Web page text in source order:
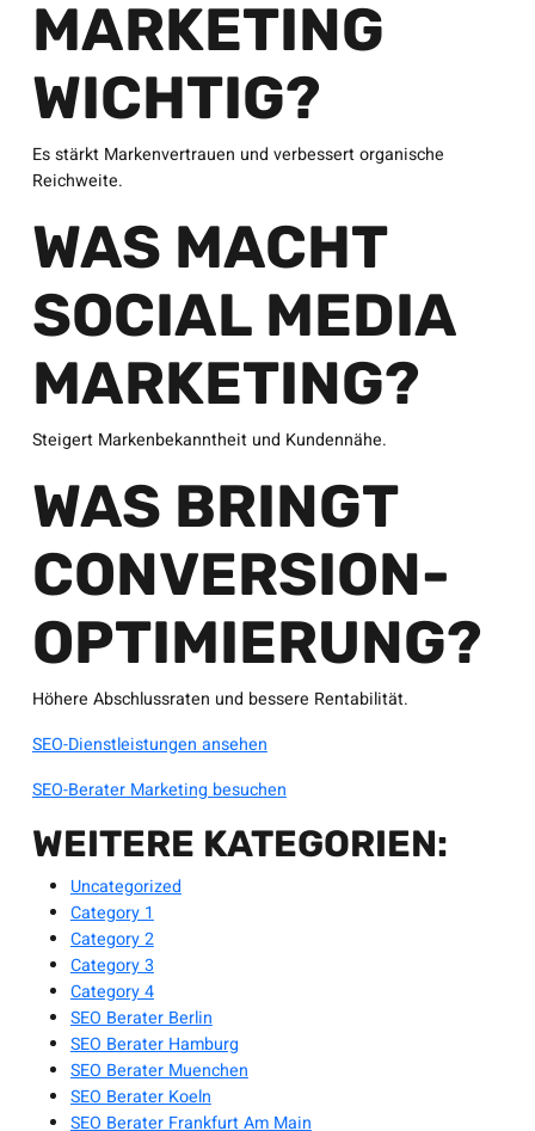
MARKETING
WICHTIG?
Es stärkt Markenvertrauen und verbessert organische
Reichweite.
WAS MACHT
SOCIAL MEDIA
MARKETING?
Steigert Markenbekanntheit und Kundennähe.
WAS BRINGT
CONVERSION-
OPTIMIERUNG?
Höhere Abschlussraten und bessere Rentabilität.
SEO-Dienstleistungen ansehen
SEO-Berater Marketing besuchen
WEITERE KATEGORIEN:
Uncategorized
Category 1
Category 2
Category 3
Category 4
SEO Berater Berlin
SEO Berater Hamburg
SEO Berater Muenchen
SEO Berater Koeln
SEO Berater Frankfurt Am Main